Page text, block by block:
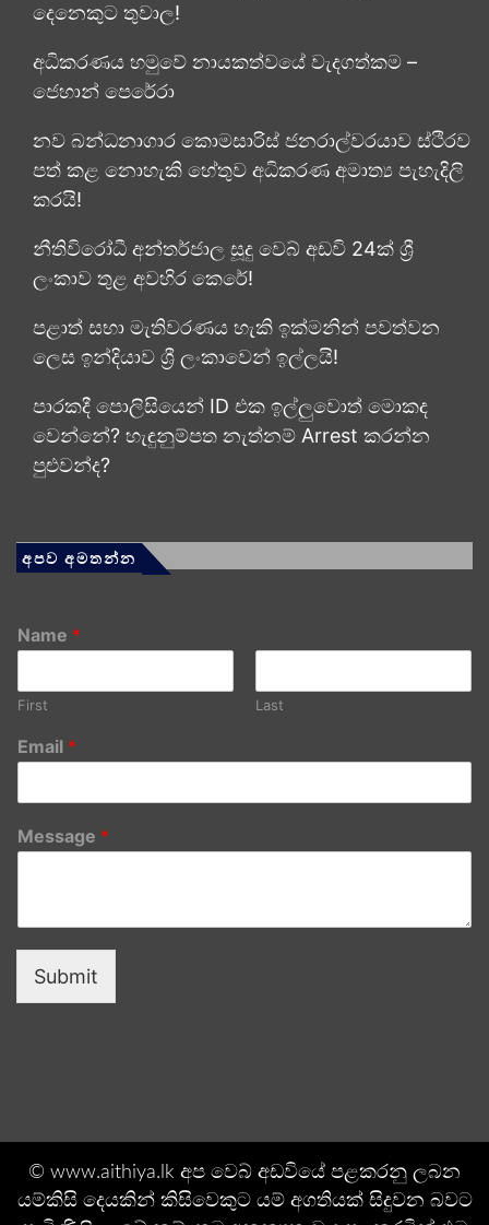
දෙනෙකුට තුවාල!
අධිකරණය හමුවේ නායකත්වයේ වැදගත්කම –
ජෙහාන් පෙරේරා
නව බන්ධනාගාර කොමසාරිස් ජනරාල්වරයාව ස්ථිරව
පත් කළ නොහැකි හේතුව අධිකරණ අමාත්‍ය පැහැදිලි
කරයි!
නීතිවිරෝධී අන්තර්ජාල සූදු වෙබ් අඩවි 24ක් ශ්‍රී
ලංකාව තුළ අවහිර කෙරේ!
පළාත් සභා මැතිවරණය හැකි ඉක්මනින් පවත්වන
ලෙස ඉන්දියාව ශ්‍රී ලංකාවෙන් ඉල්ලයි!
පාරකදී පොලිසියෙන් ID එක ඉල්ලුවොත් මොකද
වෙන්නේ? හැඳුනුම්පත නැත්නම් Arrest කරන්න
පුළුවන්ද?
අපව අමතන්න
Name *
First Last
Email *
Message *
Submit
© www.aithiya.lk අප වෙබ් අඩවියේ පළකරනු ලබන
යම්කිසි දෙයකින් කිසිවෙකුට යම් අගතියක් සිදුවන බවට